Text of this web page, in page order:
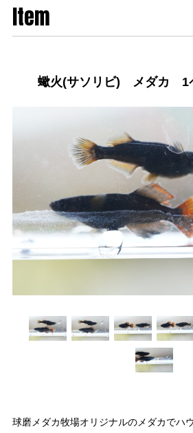
Item
蠍火(サソリビ) メダカ 1
球磨メダカ牧場オリジナルのメダカでハ